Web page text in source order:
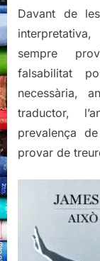
Davant de
sempre
falsabilitat
necessària,
traductor,
prevalença
provar de